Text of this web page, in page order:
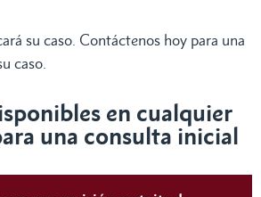
su caso. Contáctenos hoy para una
caso.
en cualquier
una consulta inicial